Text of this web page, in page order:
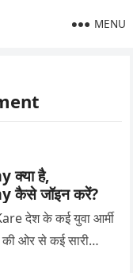
MENU
है,
कैसे जॉइन करें?
देश के कई युवा आर्मी
की ओर से कई सारी…